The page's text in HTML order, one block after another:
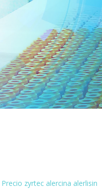
Precio zyrtec alercina alerlisin